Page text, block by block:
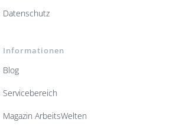
Datenschutz
Informationen
Blog
Servicebereich
Magazin ArbeitsWelten